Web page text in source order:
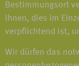
Bestimmungsort
Ihnen, dies im
verpflichtend ist,
Wir dürfen das